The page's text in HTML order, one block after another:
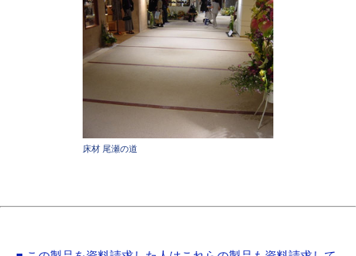
床材 尾瀬の道